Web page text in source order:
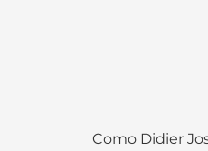
Como Didier